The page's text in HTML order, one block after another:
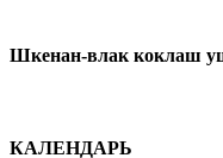
Шкенан-влак коклаш
КАЛЕНДАРЬ